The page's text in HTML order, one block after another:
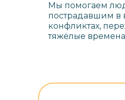
Мы помогаем
пострадавшим в
конфликтах,
тяжёлые